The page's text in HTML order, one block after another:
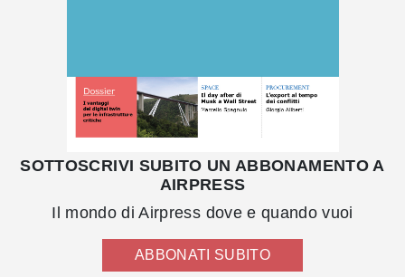
SOTTOSCRIVI SUBITO UN ABBONAMENTO A
AIRPRESS
Il mondo di Airpress dove e quando vuoi
ABBONATI SUBITO